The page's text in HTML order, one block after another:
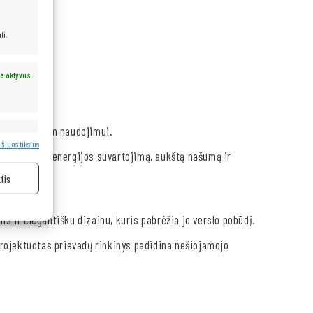
aktyvus
šiuos tikslus
GHz)
kasdieniam naudojimui.
mažą energijos suvartojimą, aukštą našumą ir
ir elegantišku dizainu, kuris pabrėžia jo verslo pobūdį.
prievadų rinkinys padidina nešiojamojo